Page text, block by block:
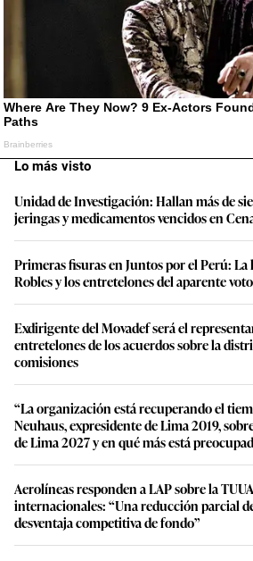
Lo más visto
Unidad de Investigación: Hallan más de
jeringas y medicamentos vencidos en
Primeras fisuras en Juntos por el Perú: La
Robles y los entretelones del aparente
Exdirigente del Movadef será el
entretelones de los acuerdos sobre la
comisiones
“La organización está recuperando el
Neuhaus, expresidente de Lima 2019,
de Lima 2027 y en qué más está
Aerolíneas responden a LAP sobre la
internacionales: “Una reducción parcial
desventaja competitiva de fondo”